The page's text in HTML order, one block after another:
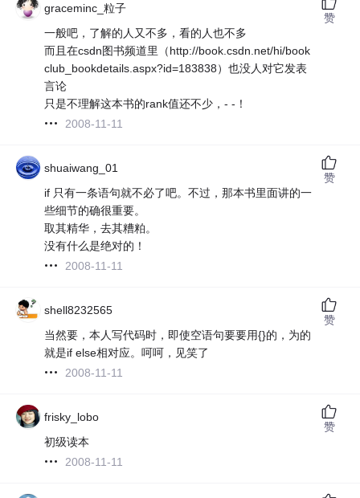
graceminc_粒子
一般吧，了解的人又不多，看的人也不多
而且在csdn图书频道里（http://book.csdn.net/hi/book
club_bookdetails.aspx?id=183838）也没人对它发表
言论
只是不理解这本书的rank值还不少，- -！
2008-11-11
赞
shuaiwang_01
if 只有一条语句就不必了吧。不过，那本书里面讲的一
些细节的确很重要。
取其精华，去其糟粕。
没有什么是绝对的！
2008-11-11
赞
shell8232565
当然要，本人写代码时，即使空语句要要用{}的，为的
就是if else相对应。呵呵，见笑了
2008-11-11
赞
frisky_lobo
初级读本
2008-11-11
赞